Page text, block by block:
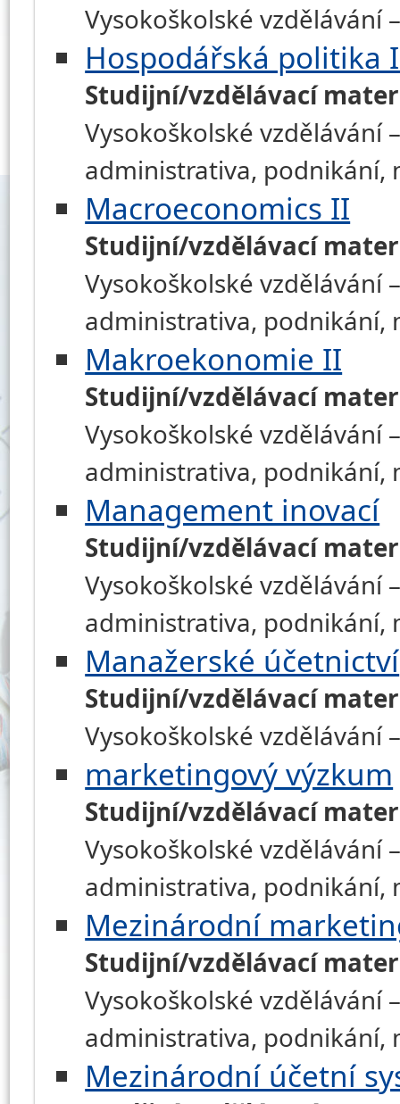
Vysokoškolské vzdělávání
Hospodářská politika
Studijní/vzdělávací
Vysokoškolské vzdělávání
administrativa,
Macroeconomics II
Studijní/vzdělávací
Vysokoškolské vzdělávání
administrativa,
Makroekonomie II
Studijní/vzdělávací
Vysokoškolské vzdělávání
administrativa,
Management inovací
Studijní/vzdělávací
Vysokoškolské vzdělávání
administrativa,
Manažerské účetnictví
Studijní/vzdělávací
Vysokoškolské vzdělávání
marketingový výzkum
Studijní/vzdělávací
Vysokoškolské vzdělávání
administrativa,
Mezinárodní
Studijní/vzdělávací
Vysokoškolské vzdělávání
administrativa,
Mezinárodní účetní